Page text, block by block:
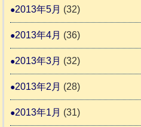
2013年5月 (32)
2013年4月 (36)
2013年3月 (32)
2013年2月 (28)
2013年1月 (31)